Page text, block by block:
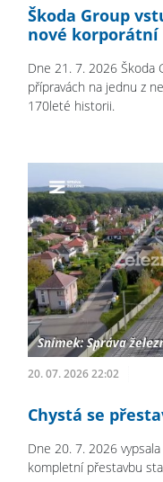
Škoda Group
nové
Dne 21. 7. 2026 Škoda
přípravách na jednu z
170leté historii.
20. 07. 2026 22:02
Chystá se
Dne 20. 7. 2026
kompletní přestavbu